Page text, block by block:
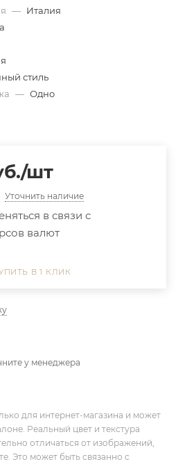
— Италия
стиль
— Одно
/шт
Уточнить наличие
в связи с
валют
В 1 КЛИК
у менеджера
для интернет-магазина и может
Реальный цвет и текстура
отличаться от изображений,
Это может быть связанно с